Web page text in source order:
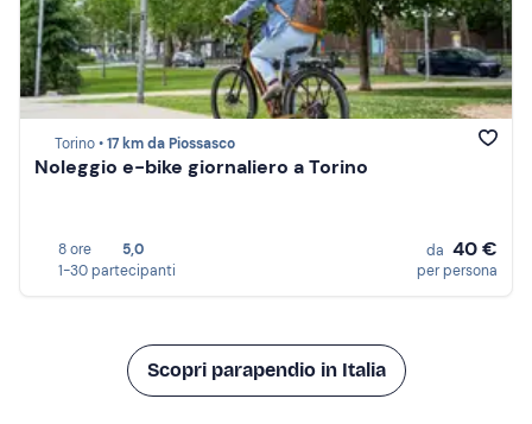
Torino •17 km da Piossasco
Noleggio e-bike giornaliero a Torino
8 ore
5,0
1-30 partecipanti
da 40 €
per persona
Scopri parapendio in Italia